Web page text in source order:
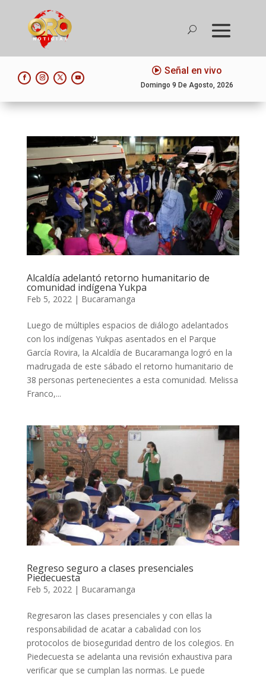
Señal en vivo
Domingo 9 De Agosto, 2026
Alcaldía adelantó retorno humanitario de
comunidad indígena Yukpa
Feb 5, 2022| Bucaramanga
Luego de múltiples espacios de diálogo adelantados
con los indígenas Yukpas asentados en el Parque
García Rovira, la Alcaldía de Bucaramanga logró en la
madrugada de este sábado el retorno humanitario de
38 personas pertenecientes a esta comunidad. Melissa
Franco,...
Regreso seguro a clases presenciales
Piedecuesta
Feb 5, 2022| Bucaramanga
Regresaron las clases presenciales y con ellas la
responsabilidad de acatar a cabalidad con los
protocolos de bioseguridad dentro de los colegios. En
Piedecuesta se adelanta una revisión exhaustiva para
verificar que se cumplan las normas. Le puede